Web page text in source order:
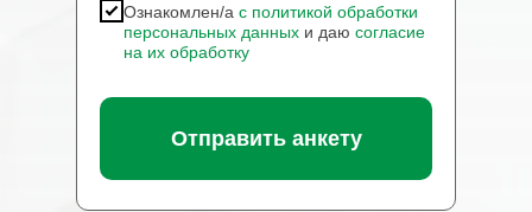
Ознакомлен/а с политикой обработки
персональных данных и даю согласие
на их обработку
Отправить анкету